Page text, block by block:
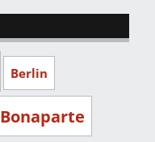
Berlin
Bonaparte